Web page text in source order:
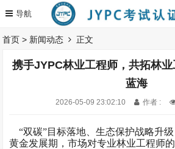
首页 > 新闻动态 正文
携手JYPC林业工程师，共拓林
蓝海
2026-05-09 23:02:10 作者 :
“双碳”目标落地、生态保护战略升
黄金发展期，市场对专业林业工程师